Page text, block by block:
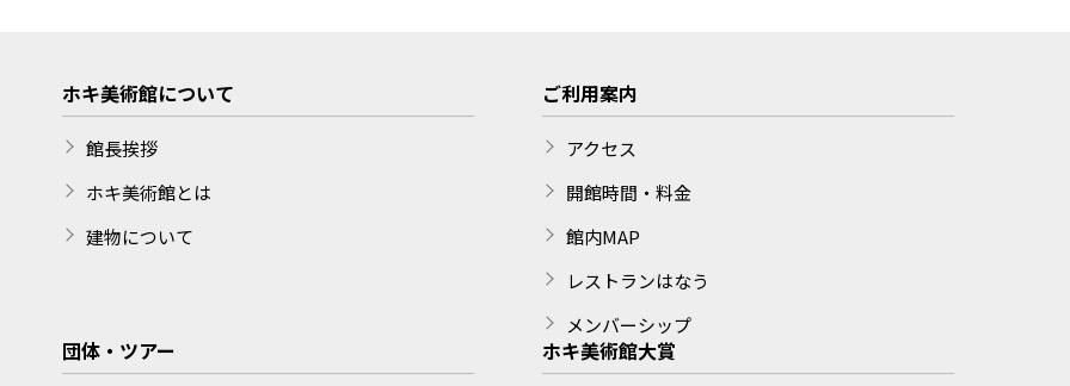
ホキ美術館について
館長挨拶
ホキ美術館とは
建物について
ご利用案内
アクセス
開館時間・料金
館内MAP
レストランはなう
メンバーシップ
団体・ツアー ホキ美術館大賞